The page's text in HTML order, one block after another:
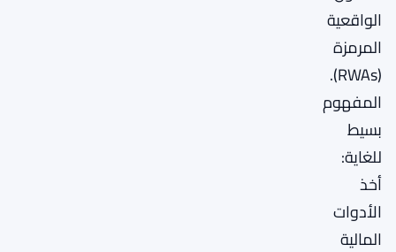
الواقعية
المرمزة
(RWAs).
المفهوم
بسيط
للغاية:
أخذ
الأدوات
المالية